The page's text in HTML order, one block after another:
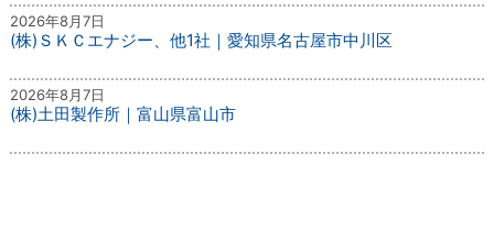
2026年8月7日
(株)ＳＫＣエナジー、他1社｜愛知県名古屋市中川区
2026年8月7日
(株)土田製作所｜富山県富山市